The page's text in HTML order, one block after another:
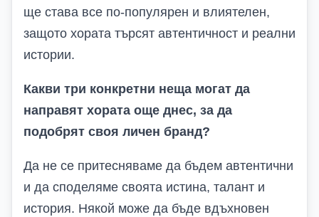
ще става все по-популярен и влиятелен,
защото хората търсят автентичност и реални
истории.
Какви три конкретни неща могат да
направят хората още днес, за да
подобрят своя личен бранд?
Да не се притесняваме да бъдем автентични
и да споделяме своята истина, талант и
история. Някой може да бъде вдъхновен